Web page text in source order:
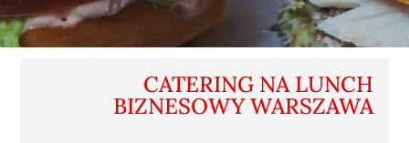
CATERING NA LUNCH
BIZNESOWY WARSZAWA